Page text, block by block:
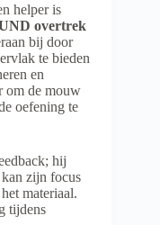
helper is
overtrek
bij door
te bieden
en
om de mouw
oefening te
hij
zijn focus
materiaal.
tijdens